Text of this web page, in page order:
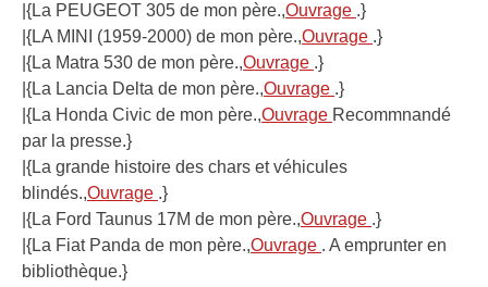
|{La PEUGEOT 305 de mon père.,Ouvrage .}
|{LA MINI (1959-2000) de mon père.,Ouvrage .}
|{La Matra 530 de mon père.,Ouvrage .}
|{La Lancia Delta de mon père.,Ouvrage .}
|{La Honda Civic de mon père.,Ouvrage Recommnandé
par la presse.}
|{La grande histoire des chars et véhicules
blindés.,Ouvrage .}
|{La Ford Taunus 17M de mon père.,Ouvrage .}
|{La Fiat Panda de mon père.,Ouvrage . A emprunter en
bibliothèque.}